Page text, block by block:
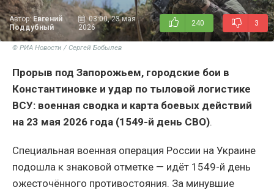
Автор:Евгений
Поддубный
03:00, 23 мая
2026
240 3
© РИА Новости / Сергей Бобылев
Прорыв под Запорожьем, городские бои в
Константиновке и удар по тыловой логистике
ВСУ: военная сводка и карта боевых действий
на 23 мая 2026 года (1549-й день СВО).
Специальная военная операция России на Украине
подошла к знаковой отметке — идёт 1549-й день
ожесточённого противостояния. За минувшие